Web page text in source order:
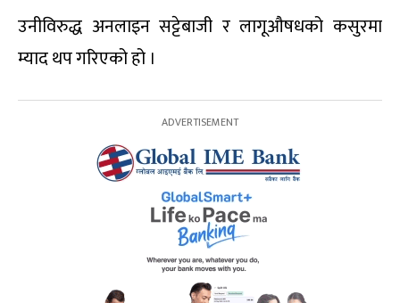
उनीविरुद्ध अनलाइन सट्टेबाजी र लागूऔषधको कसुरमा
म्याद थप गरिएको हो ।